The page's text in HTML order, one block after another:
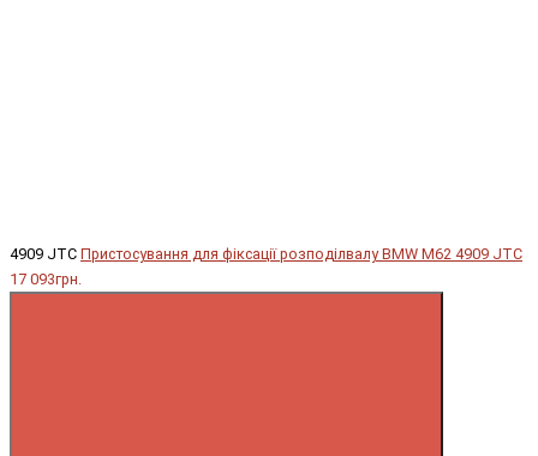
4909 JTC Пристосування для фіксації розподілвалу BMW М62 4909 JTC
17 093грн.